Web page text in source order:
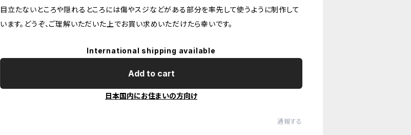
目立たないところや隠れるところには傷やスジなどがある部分を率先して使うように制作して
います。どうぞ、ご理解いただいた上でお買い求めいただけたら幸いです。
International shipping available
Add to cart
日本国内にお住まいの方向け
通報する